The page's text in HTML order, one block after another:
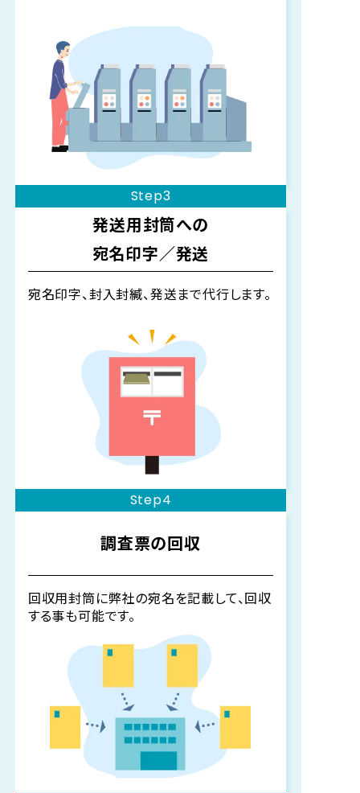
Step3
発送用封筒への
宛名印字／発送
宛名印字、封入封緘、発送まで代行します。
Step4
調査票の回収
回収用封筒に弊社の宛名を記載して、回収
する事も可能です。